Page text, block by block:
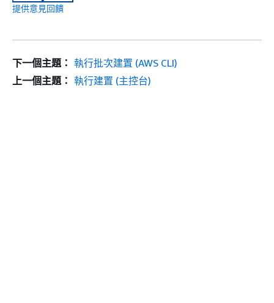
提供意見回饋
下一個主題： 執行批次建置 (AWS CLI)
上一個主題： 執行建置 (主控台)